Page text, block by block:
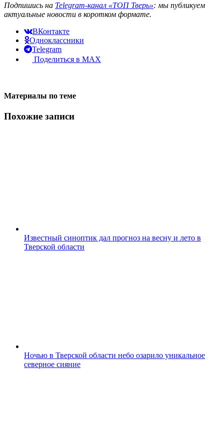
Подпишись на Telegram-канал «ТОП Тверь»: мы публикуем
актуальные новости в коротком формате.
ВКонтакте
Одноклассники
Telegram
Поделиться в MAX
Материалы по теме
Похожие записи
Известный синоптик дал прогноз на весну и лето в
Тверской области
Ночью в Тверской области небо озарило уникальное
северное сияние